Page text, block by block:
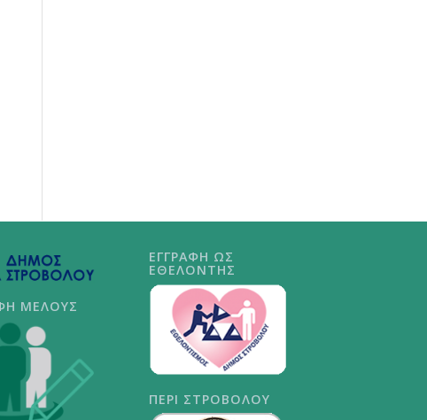
ΜΕΛΟΥΣ
ΕΓΓΡΑΦΗ ΩΣ
ΕΘΕΛΟΝΤΗΣ
ΠΕΡΙ ΣΤΡΟΒΟΛΟΥ